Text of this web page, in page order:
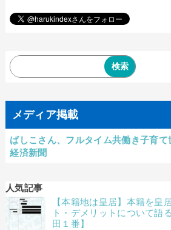
メディア掲載
ばしこさん、フルタイム共働き子育
経済新聞
人気記事
【本籍地は皇居】本籍を皇
ト・デメリットについて語
田１番】